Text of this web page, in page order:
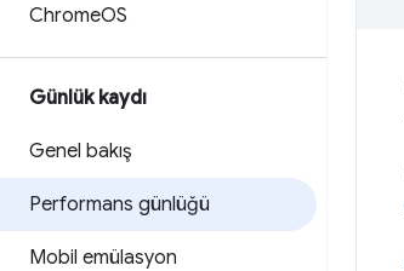
ChromeOS
Günlük kaydı
Genel bakış
Performans günlüğü
Mobil emülasyon